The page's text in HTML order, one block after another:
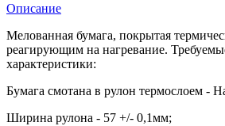
Описание
Мелованная бумага, покрытая
реагирующим на нагревание.
характеристики:
Бумага смотана в рулон термослоем -
Ширина рулона - 57 +/- 0,1мм;